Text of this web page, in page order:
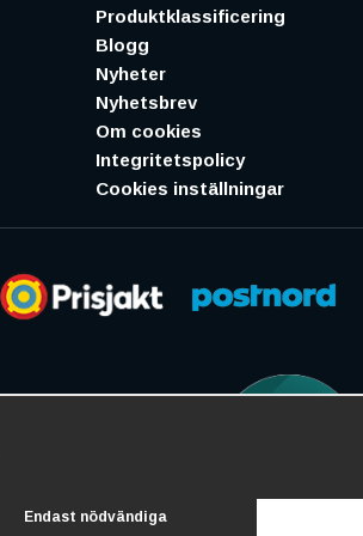
Produktklassificering
Blogg
Nyheter
Nyhetsbrev
Om cookies
Integritetspolicy
Cookies inställningar
Endast nödvändiga